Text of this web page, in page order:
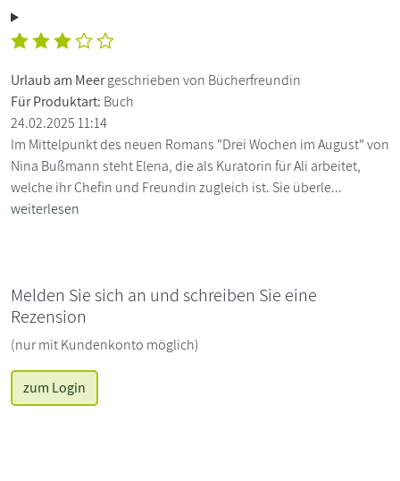
Urlaub am Meergeschrieben von Bücherfreundin
Für Produktart: Buch
24.02.2025 11:14
Im Mittelpunkt des neuen Romans "Drei Wochen im August" von
Nina Bußmann steht Elena, die als Kuratorin für Ali arbeitet,
welche ihr Chefin und Freundin zugleich ist. Sie überle...
weiterlesen
Melden Sie sich an und schreiben Sie eine
Rezension
(nur mit Kundenkonto möglich)
zum Login